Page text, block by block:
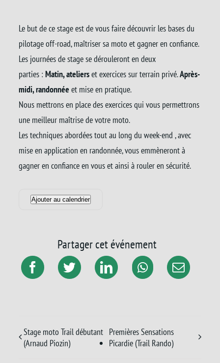
Le but de ce stage est de vous faire découvrir les bases du
pilotage off-road, maîtriser sa moto et gagner en confiance.
Les journées de stage se dérouleront en deux
parties : Matin, atelierset exercices sur terrain privé.Après-
midi, randonnée et mise en pratique.
Nous mettrons en place des exercices qui vous permettrons
une meilleur maîtrise de votre moto.
Les techniques abordées tout au long du week-end , avec
mise en application en randonnée, vous emmèneront à
gagner en confiance en vous et ainsi à rouler en sécurité.
Ajouter au calendrier
Partager cet événement
Stage moto Trail débutant
(Arnaud Piozin)
Premières Sensations
Picardie (Trail Rando)